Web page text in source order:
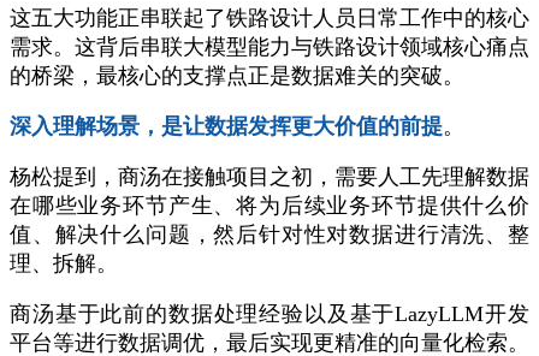
这五大功能正串联起了铁路设计人员日常工作中的核心
需求。这背后串联大模型能力与铁路设计领域核心痛点
的桥梁，最核心的支撑点正是数据难关的突破。
深入理解场景，是让数据发挥更大价值的前提。
杨松提到，商汤在接触项目之初，需要人工先理解数据
在哪些业务环节产生、将为后续业务环节提供什么价
值、解决什么问题，然后针对性对数据进行清洗、整
理、拆解。
商汤基于此前的数据处理经验以及基于LazyLLM开发
平台等进行数据调优，最后实现更精准的向量化检索。